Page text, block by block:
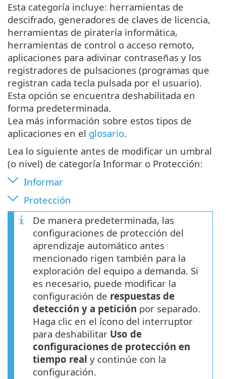
Esta categoría incluye: herramientas de
descifrado, generadores de claves de licencia,
herramientas de piratería informática,
herramientas de control o acceso remoto,
aplicaciones para adivinar contraseñas y los
registradores de pulsaciones (programas que
registran cada tecla pulsada por el usuario).
Esta opción se encuentra deshabilitada en
forma predeterminada.
Lea más información sobre estos tipos de
aplicaciones en el glosario.
Lea lo siguiente antes de modificar un umbral
(o nivel) de categoría Informar o Protección:
Informar
Protección
De manera predeterminada, las
configuraciones de protección del
aprendizaje automático antes
mencionado rigen también para la
exploración del equipo a demanda. Si
es necesario, puede modificar la
configuración de respuestas de
detección y a petición por separado.
Haga clic en el ícono del interruptor
para deshabilitar Uso de
configuraciones de protección en
tiempo real y continúe con la
configuración.